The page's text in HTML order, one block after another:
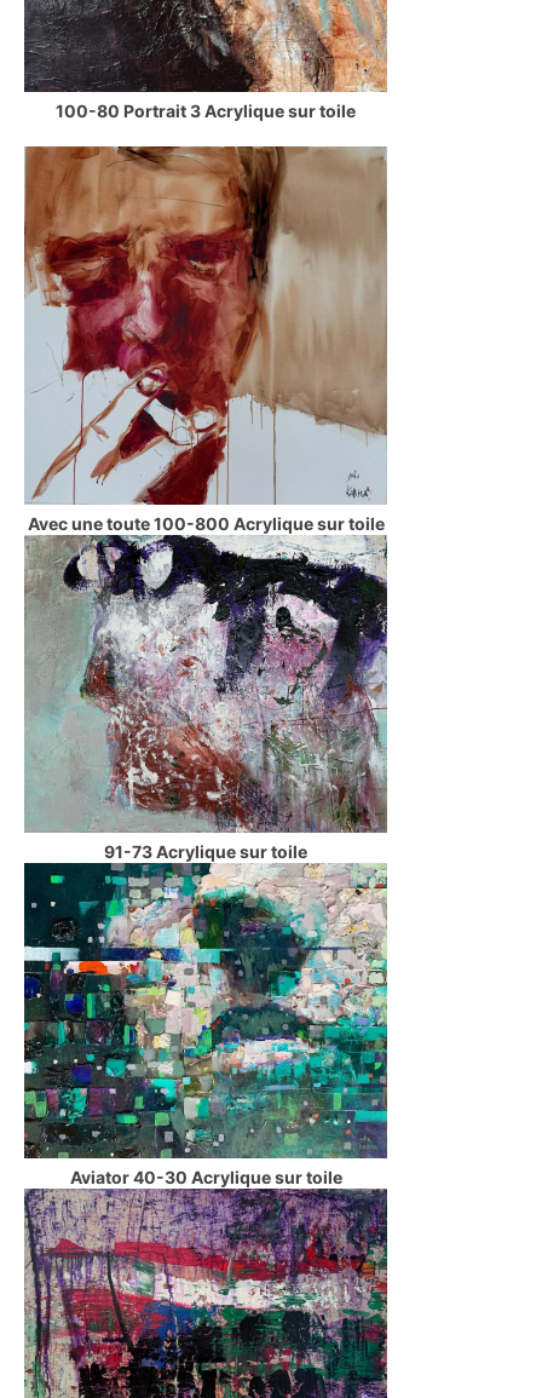
100-80 Portrait 3 Acrylique sur toile
Avec une toute 100-800 Acrylique sur toile
91-73 Acrylique sur toile
Aviator 40-30 Acrylique sur toile